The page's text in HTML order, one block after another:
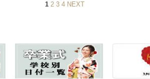
1 2 3 4 NEXT